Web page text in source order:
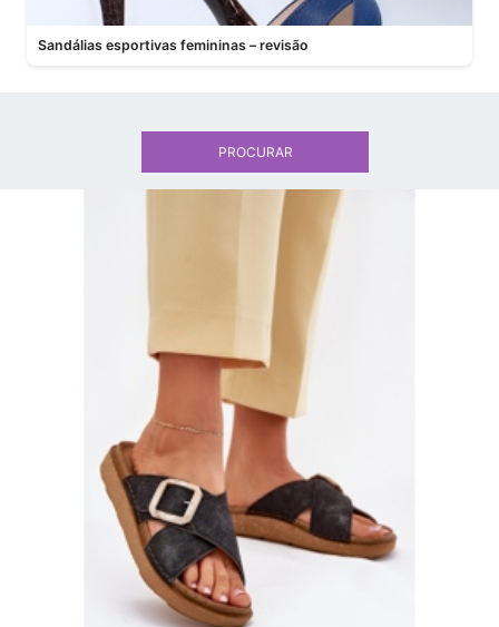
Sandálias esportivas femininas – revisão
PROCURAR